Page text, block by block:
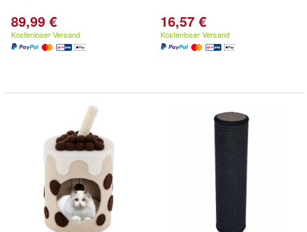
89,99 €
Kostenloser Versand
16,57 €
Kostenloser Versand